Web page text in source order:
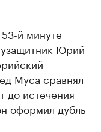
й минуте
Юрий
Муса сравнял
до истечения
оформил дубль